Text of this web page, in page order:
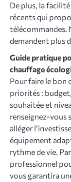
De plus, la
récents qui
télécommandes.
demandent plus
Guide pratique
chauffage
Pour faire le bon
priorités :
souhaitée et
renseignez-vous
alléger
équipement
rythme de vie.
professionnel
vous garantira